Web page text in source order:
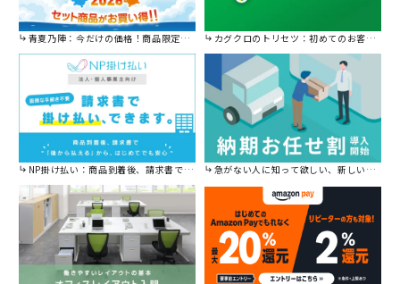
青夏乃陣：今だけの価格！商品限定セール開催中です。 カグクロのトリセツ：初めてのお客様はこちら。
NP掛け払い：商品到着後、請求書で後から払えます。 急がない人に知って欲しい、新しい割引を始めました。